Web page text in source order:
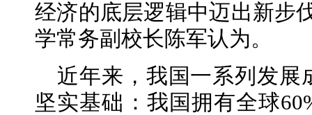
经济的底层逻辑中迈出新步
学常务副校长陈军认为。
近年来，我国一系列发展
坚实基础：我国拥有全球